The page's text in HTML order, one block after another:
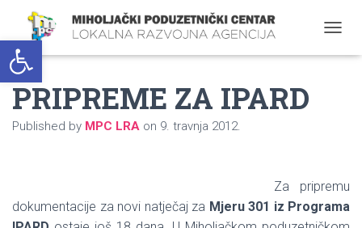
Open toolbar
O
G
A
T
PRIPREME ZA IPARD
Published by MPC LRA on 9. travnja 2012.
Za pripremu
dokumentacije za novi natječaj za Mjeru 301 iz Programa